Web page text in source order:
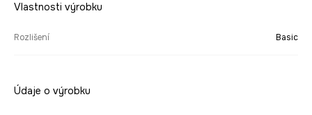
Vlastnosti výrobku
Rozlišení Basic
Údaje o výrobku